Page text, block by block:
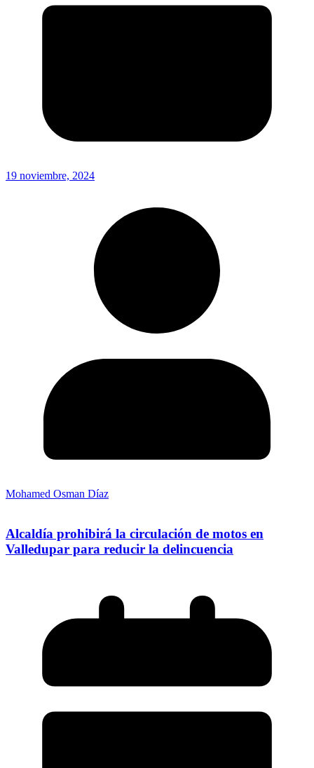
19 noviembre, 2024
Mohamed Osman Díaz
Alcaldía prohibirá la circulación de motos en
Valledupar para reducir la delincuencia